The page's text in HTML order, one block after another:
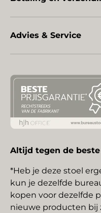
Advies & Service
Altijd tegen de
*Heb je deze stoel
kun je dezelfde
kopen voor dezelfde
nieuwe producten bij